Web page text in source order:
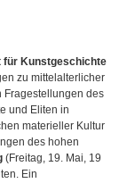
für Kunstgeschichte
zu mittelalterlicher
Fragestellungen des
und Eliten in
materieller Kultur
des hohen
(Freitag, 19. Mai, 19
Ein